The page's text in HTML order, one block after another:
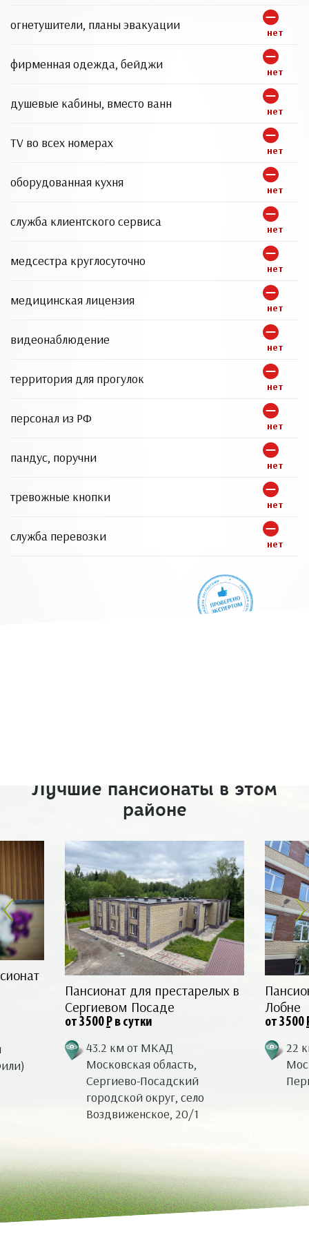
огнетушители, планы эвакуации нет
фирменная одежда, бейджи нет
душевые кабины, вместо ванн нет
TV во всех номерах нет
оборудованная кухня нет
служба клиентского сервиса нет
медсестра круглосуточно нет
медицинская лицензия нет
видеонаблюдение нет
территория для прогулок нет
персонал из РФ нет
пандус, поручни нет
тревожные кнопки нет
служба перевозки нет
Лучшие пансионаты в этом
районе
Пансионат для престарелых в
Сергиевом Посаде
от 3500 Р в сутки
43.2 км от МКАД
Московская область,
Сергиево-Посадский
городской округ, село
Воздвиженское, 20/1
Лобне
от 3500
22